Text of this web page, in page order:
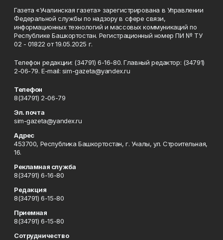
Газета «Учалинская газета» зарегистрирована в Управлении
Федеральной службы по надзору в сфере связи,
информационных технологий и массовых коммуникаций по
Республике Башкортостан. Регистрационный номер ПИ № ТУ
02 - 01822 от 19.05.2025 г.
Телефон редакции: (34791) 6-16-80. Главный редактор: (34791)
2-06-79. Е-mаil: sim-gazeta@yandex.ru
Телефон
8(34791) 2-06-79
Эл. почта
sim-gazeta@yandex.ru
Адрес
453700, Республика Башкортостан, г. Учалы, ул. Строительная,
16.
Рекламная служба
8(34791) 6-16-80
Редакция
8(34791) 6-15-80
Приемная
8(34791) 6-15-80
Сотрудничество